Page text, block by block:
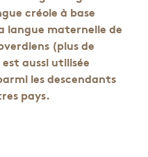
créole à base
langue maternelle de
(plus de
aussi utilisée
les descendants
pays.